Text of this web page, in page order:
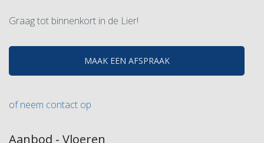
Graag tot binnenkort in de Lier!
MAAK EEN AFSPRAAK
of neem contact op
Aanbod - Vloeren